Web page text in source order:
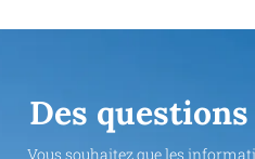
Des
Vous souhaitez que les